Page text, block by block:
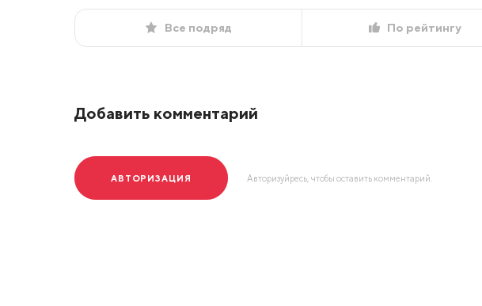
Все подряд По рейтингу
Добавить комментарий
АВТОРИЗАЦИЯ Авторизуйресь, чтобы оставить комментарий.